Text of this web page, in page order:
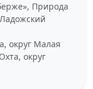
Природа
округ Малая
округ